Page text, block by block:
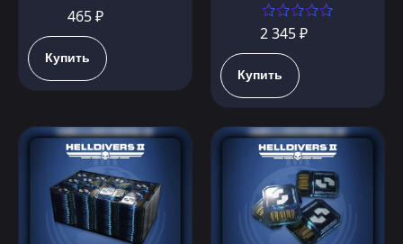
465 ₽
Купить
2 345 ₽
Купить